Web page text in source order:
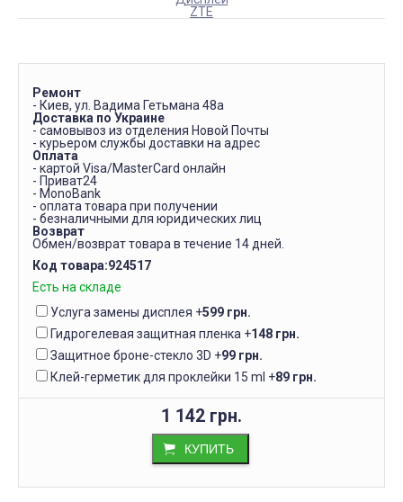
ZTE
Ремонт
- Киев, ул. Вадима Гетьмана 48а
Доставка по Украине
- самовывоз из отделения Новой Почты
- курьером службы доставки на адрес
Оплата
- картой Visa/MasterCard онлайн
- Приват24
- MonoBank
- оплата товара при получении
- безналичными для юридических лиц
Возврат
Обмен/возврат товара в течение 14 дней.
Код товара:924517
Есть на складе
Услуга замены дисплея +599 грн.
Гидрогелевая защитная пленка +148 грн.
Защитное броне-стекло 3D +99 грн.
Клей-герметик для проклейки 15 ml +89 грн.
1 142 грн.
КУПИТЬ